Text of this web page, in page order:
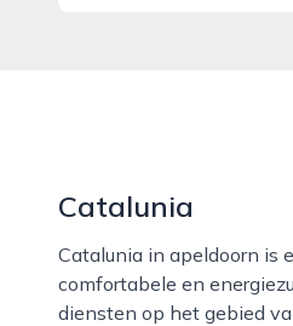
Catalunia
Catalunia in apeldoorn is een gespecialiseerd installatiebedrijf dat zich richt op het creëren van
comfortabele en
diensten op het gebied